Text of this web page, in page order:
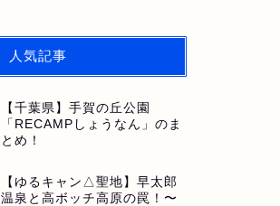
人気記事
【千葉県】手賀の丘公園
「RECAMPしょうなん」のま
とめ！
【ゆるキャン△聖地】早太郎
温泉と高ボッチ高原の罠！〜